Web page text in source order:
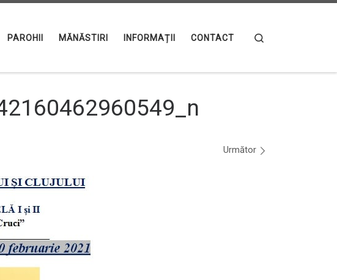
PAROHII MĂNĂSTIRI INFORMAȚII CONTACT
Următor